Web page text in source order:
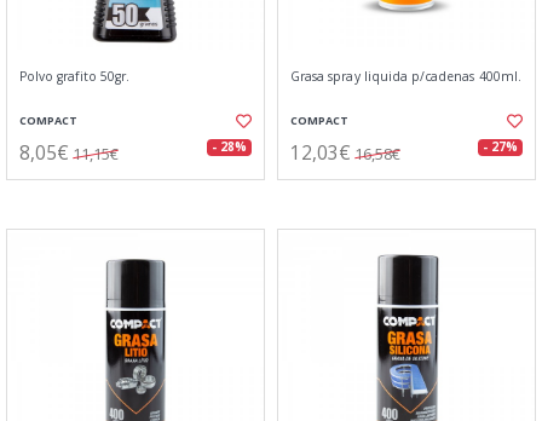
Polvo grafito 50gr.
COMPACT
8,05€ 11,15€ - 28%
Grasa spray liquida p/cadenas 400ml.
COMPACT
12,03€ 16,58€ - 27%